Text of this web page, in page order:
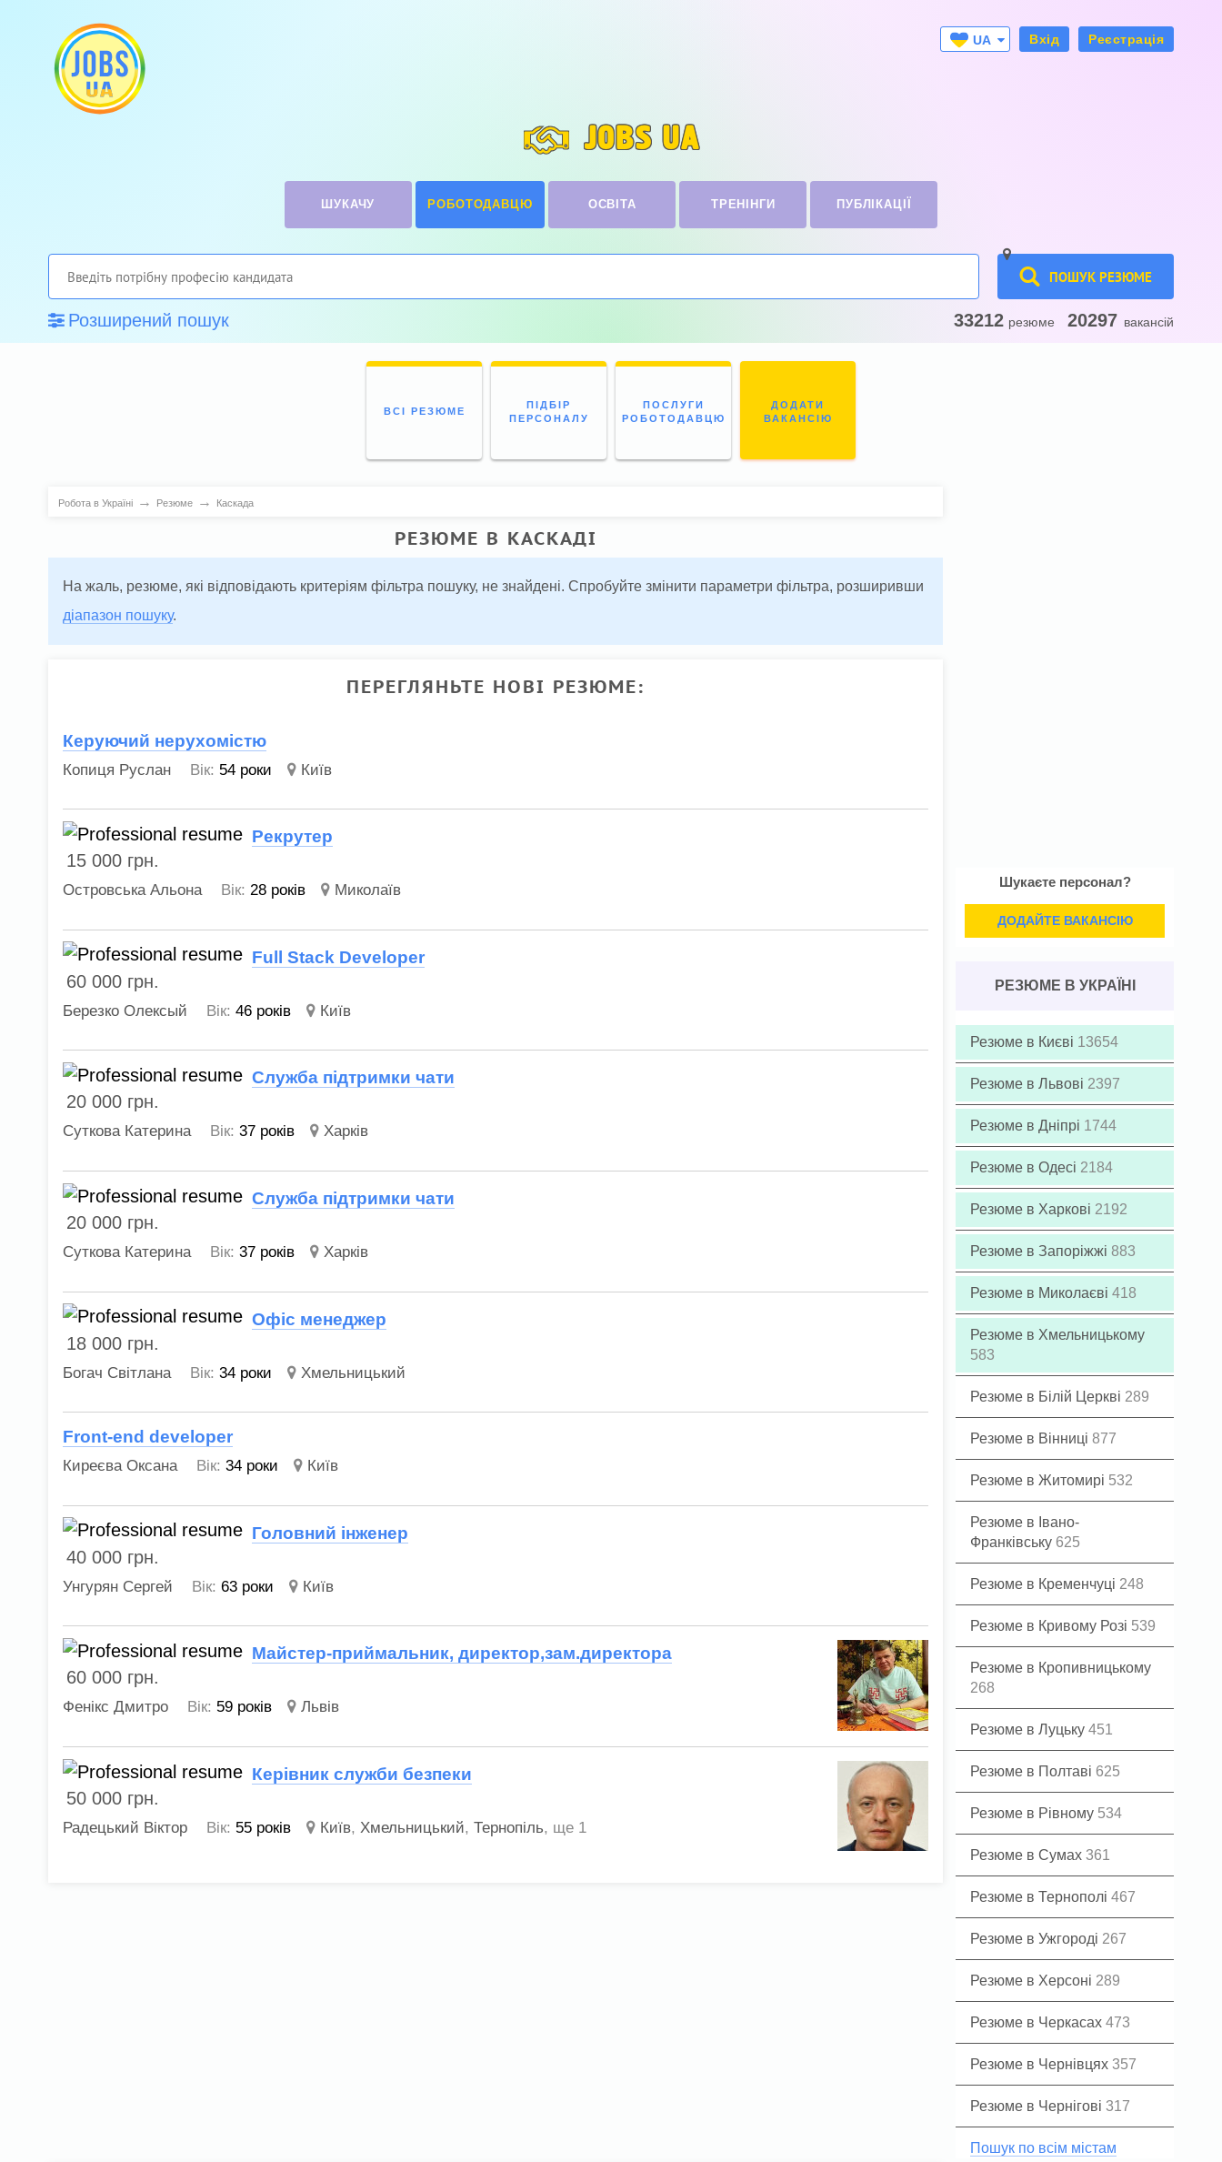
UA
Вхід Реєстрація
JOBS UA
ШУКАЧУ РОБОТОДАВЦЮ ОСВІТА ТРЕНІНГИ ПУБЛІКАЦІЇ
ПОШУК РЕЗЮМЕ
Розширений пошук 33212 резюме 20297 вакансій
ВСІ РЕЗЮМЕ
ПІДБІР
ПЕРСОНАЛУ
ПОСЛУГИ
РОБОТОДАВЦЮ
ДОДАТИ
ВАКАНСІЮ
Робота в Україні → Резюме → Каскада
РЕЗЮМЕ В КАСКАДІ
На жаль, резюме, які відповідають критеріям фільтра пошуку, не знайдені. Спробуйте змінити параметри фільтра, розширивши
діапазон пошуку.
ПЕРЕГЛЯНЬТЕ НОВІ РЕЗЮМЕ:
Керуючий нерухомістю
Копиця Руслан Вік: 54 роки Київ
Рекрутер
15 000 грн.
Островська Альона Вік: 28 років Миколаїв
Full Stack Developer
60 000 грн.
Березко Олексый Вік: 46 років Київ
Служба підтримки чати
20 000 грн.
Суткова Катерина Вік: 37 років Харків
Служба підтримки чати
20 000 грн.
Суткова Катерина Вік: 37 років Харків
Офіс менеджер
18 000 грн.
Богач Світлана Вік: 34 роки Хмельницький
Front-end developer
Киреєва Оксана Вік: 34 роки Київ
Головний інженер
40 000 грн.
Унгурян Сергей Вік: 63 роки Київ
Майстер-приймальник, директор,зам.директора
60 000 грн.
Фенікс Дмитро Вік: 59 років Львів
Керівник служби безпеки
50 000 грн.
Радецький Віктор Вік: 55 років Київ,Хмельницький,Тернопіль, ще 1
Шукаєте персонал?
ДОДАЙТЕ ВАКАНСІЮ
РЕЗЮМЕ В УКРАЇНІ
Резюме в Києві 13654
Резюме в Львові 2397
Резюме в Дніпрі 1744
Резюме в Одесі 2184
Резюме в Харкові 2192
Резюме в Запоріжжі 883
Резюме в Миколаєві 418
Резюме в Хмельницькому
583
Резюме в Білій Церкві 289
Резюме в Вінниці 877
Резюме в Житомирі 532
Резюме в Івано-
Франківську 625
Резюме в Кременчуці 248
Резюме в Кривому Розі 539
Резюме в Кропивницькому
268
Резюме в Луцьку 451
Резюме в Полтаві 625
Резюме в Рівному 534
Резюме в Сумах 361
Резюме в Тернополі 467
Резюме в Ужгороді 267
Резюме в Херсоні 289
Резюме в Черкасах 473
Резюме в Чернівцях 357
Резюме в Чернігові 317
Пошук по всім містам